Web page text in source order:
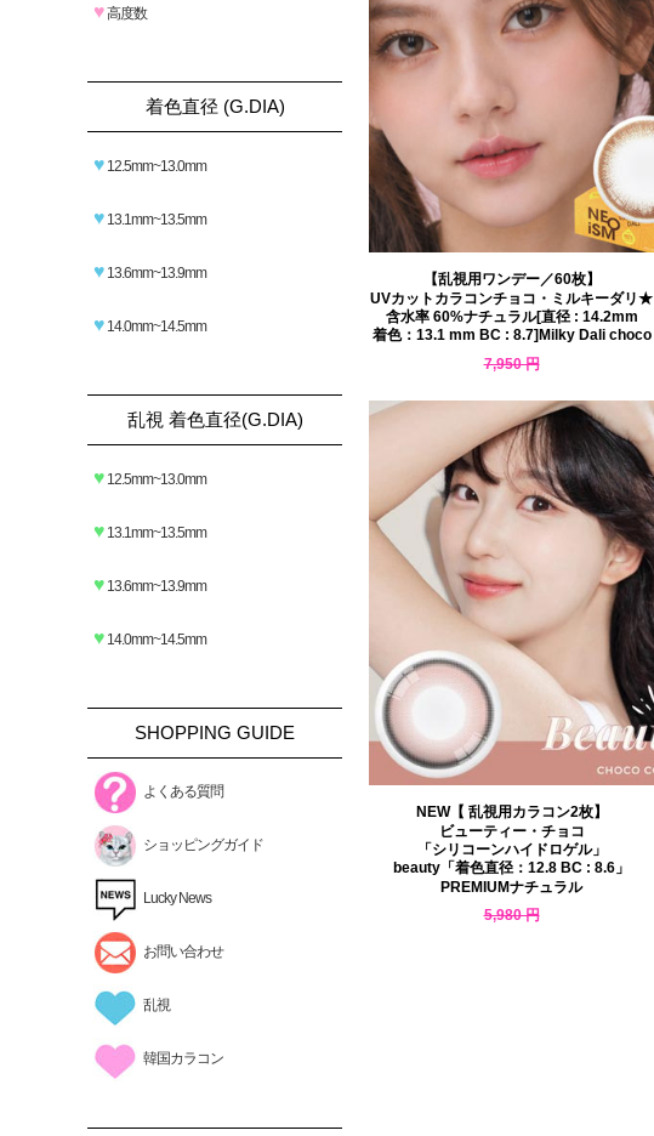
♥高度数
着色直径 (G.DIA)
♥ 12.5mm~13.0mm
♥ 13.1mm~13.5mm
♥ 13.6mm~13.9mm
♥ 14.0mm~14.5mm
乱視 着色直径(G.DIA)
♥ 12.5mm~13.0mm
♥ 13.1mm~13.5mm
♥ 13.6mm~13.9mm
♥ 14.0mm~14.5mm
SHOPPING GUIDE
よくある質問
ショッピングガイド
Lucky News
お問い合わせ
乱視
韓国カラコン
【乱視用ワンデー／60枚】
UVカットカラコンチョコ・ミルキーダリ★
含水率 60%ナチュラル[直径 : 14.2mm
着色：13.1 mm BC : 8.7]Milky Dali choco
7,950 円
NEW【 乱視用カラコン2枚】
ビューティー・チョコ
「シリコーンハイドロゲル」
beauty「着色直径：12.8 BC : 8.6」
PREMIUMナチュラル
5,980 円